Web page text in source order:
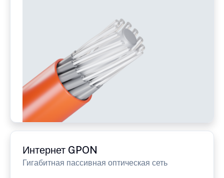
Интернет GPON
Гигабитная пассивная оптическая сеть